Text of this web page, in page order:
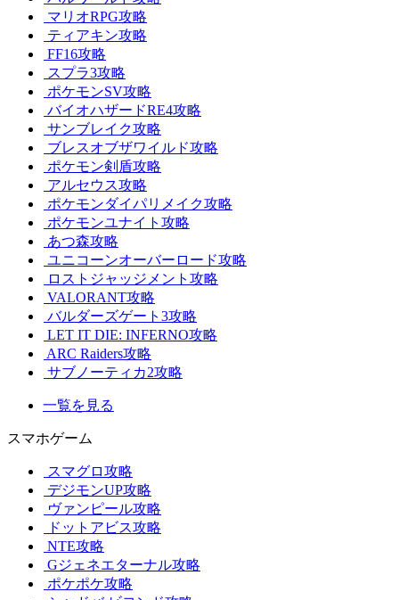
マリオRPG攻略
ティアキン攻略
FF16攻略
スプラ3攻略
ポケモンSV攻略
バイオハザードRE4攻略
サンブレイク攻略
ブレスオブザワイルド攻略
ポケモン剣盾攻略
アルセウス攻略
ポケモンダイパリメイク攻略
ポケモンユナイト攻略
あつ森攻略
ユニコーンオーバーロード攻略
ロストジャッジメント攻略
VALORANT攻略
バルダーズゲート3攻略
LET IT DIE: INFERNO攻略
ARC Raiders攻略
サブノーティカ2攻略
一覧を見る
スマホゲーム
スマグロ攻略
デジモンUP攻略
ヴァンピール攻略
ドットアビス攻略
NTE攻略
Gジェネエターナル攻略
ポケポケ攻略